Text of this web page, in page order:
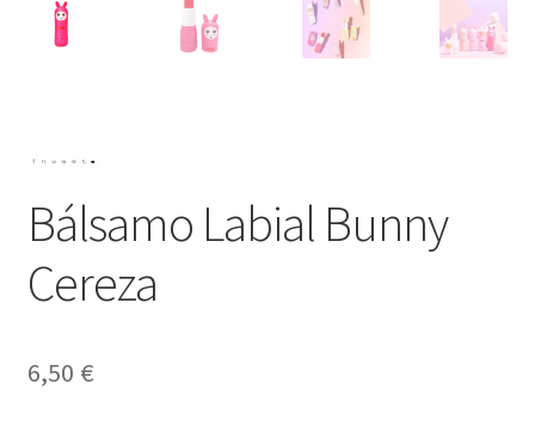
Bálsamo Labial Bunny
Cereza
6,50 €